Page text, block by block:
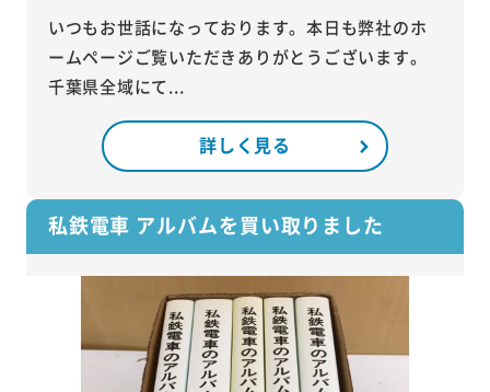
いつもお世話になっております。本日も弊社のホ
ームページご覧いただきありがとうございます。
千葉県全域にて...
詳しく見る
私鉄電車 アルバムを買い取りました